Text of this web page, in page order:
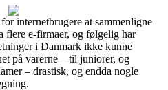
internetbrugere at sammenligne
flere e-firmaer, og følgelig har
i Danmark ikke kunne
på varerne – til juniorer, og
– drastisk, og endda nogle